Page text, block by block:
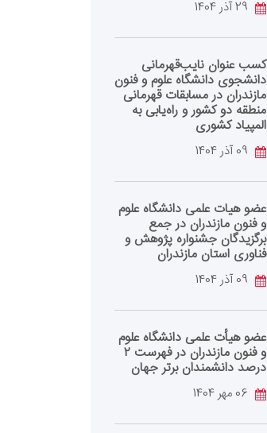
کسب عنوان نایب‌قهرمانی
دانشجوی دانشگاه علوم و فنون
مازندران در مسابقات قهرمانی
منطقه دو کشور و راه‌یابی به
المپیاد کشوری
عضو هیات علمی دانشگاه علوم
و فنون مازندران در جمع
برگزیدگان جشنواره پژوهش و
فناوری استان مازندران
عضو هیأت علمی دانشگاه علوم
و فنون مازندران در فهرست ۲
درصد دانشمندان برتر جهان